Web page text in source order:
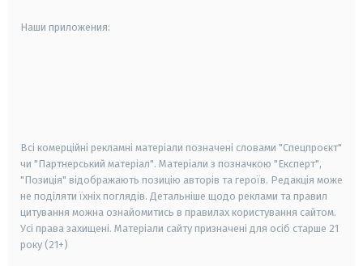
Наши приложения:
Всі комерційні рекламні матеріали позначені словами "Спецпроєкт"
чи "Партнерський матеріал". Матеріали з позначкою "Експерт",
"Позиція" відображають позицію авторів та героїв. Редакція може
не поділяти їхніх поглядів. Детальніше щодо реклами та правил
цитування можна ознайомитись в правилах користування сайтом.
Усі права захищені. Матеріали сайту призначені для осіб старше 21
року (21+)